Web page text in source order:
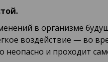
в организме
воздействие — во
и проходит